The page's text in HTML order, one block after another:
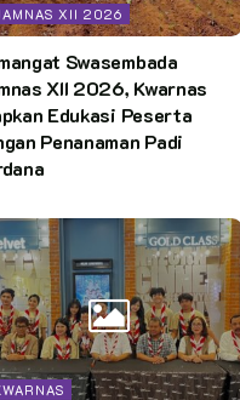
XII 2026
Swasembada
XII 2026, Kwarnas
Edukasi Peserta
Penanaman Padi